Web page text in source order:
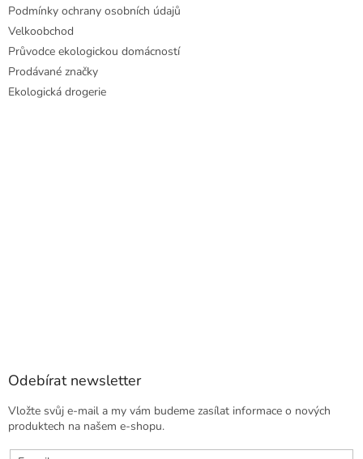
Podmínky ochrany osobních údajů
Velkoobchod
Průvodce ekologickou domácností
Prodávané značky
Ekologická drogerie
Odebírat newsletter
Vložte svůj e-mail a my vám budeme zasílat informace o nových
produktech na našem e-shopu.